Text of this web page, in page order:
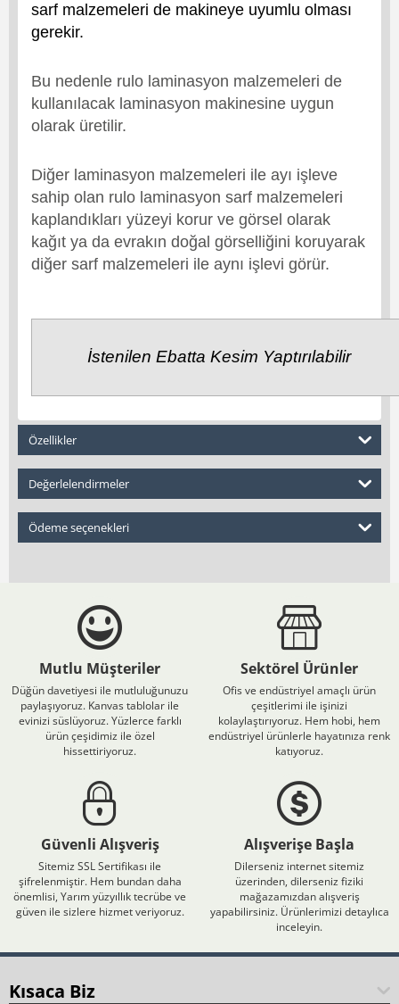
sarf malzemeleri de makineye uyumlu olması
gerekir.
Bu nedenle rulo laminasyon malzemeleri de
kullanılacak laminasyon makinesine uygun
olarak üretilir.
Diğer laminasyon malzemeleri ile ayı işleve
sahip olan rulo laminasyon sarf malzemeleri
kaplandıkları yüzeyi korur ve görsel olarak
kağıt ya da evrakın doğal görselliğini koruyarak
diğer sarf malzemeleri ile aynı işlevi görür.
İstenilen Ebatta Kesim Yaptırılabilir
Özellikler
Değerlelendirmeler
Ödeme seçenekleri
Mutlu Müşteriler
Düğün davetiyesi ile mutluluğunuzu
paylaşıyoruz. Kanvas tablolar ile
evinizi süslüyoruz. Yüzlerce farklı
ürün çeşidimiz ile özel
hissettiriyoruz.
Sektörel Ürünler
Ofis ve endüstriyel amaçlı ürün
çeşitlerimi ile işinizi
kolaylaştırıyoruz. Hem hobi, hem
endüstriyel ürünlerle hayatınıza renk
katıyoruz.
Güvenli Alışveriş
Sitemiz SSL Sertifikası ile
şifrelenmiştir. Hem bundan daha
önemlisi, Yarım yüzyıllık tecrübe ve
güven ile sizlere hizmet veriyoruz.
Alışverişe Başla
Dilerseniz internet sitemiz
üzerinden, dilerseniz fiziki
mağazamızdan alışveriş
yapabilirsiniz. Ürünlerimizi detaylıca
inceleyin.
Kısaca Biz